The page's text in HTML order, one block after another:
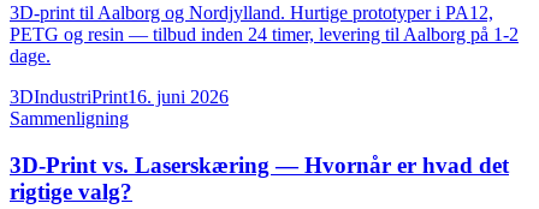
3D-print til Aalborg og Nordjylland. Hurtige prototyper i PA12,
PETG og resin — tilbud inden 24 timer, levering til Aalborg på 1-2
dage.
3DIndustriPrint16. juni 2026
Sammenligning
3D-Print vs. Laserskæring — Hvornår er hvad det
rigtige valg?